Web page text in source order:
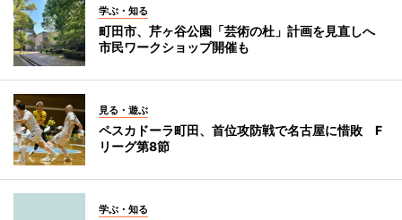
学ぶ・知る
町田市、芹ヶ谷公園「芸術の杜」計画を見直しへ
市民ワークショップ開催も
見る・遊ぶ
ペスカドーラ町田、首位攻防戦で名古屋に惜敗 F
リーグ第8節
学ぶ・知る